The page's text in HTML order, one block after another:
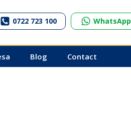
0722 723 100 WhatsApp
Blog Contact